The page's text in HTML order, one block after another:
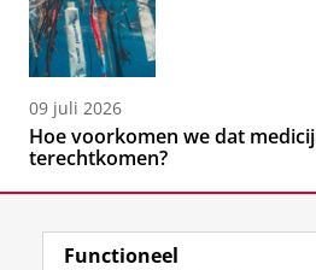
09 juli 2026
Hoe voorkomen we dat
terechtkomen?
Functioneel